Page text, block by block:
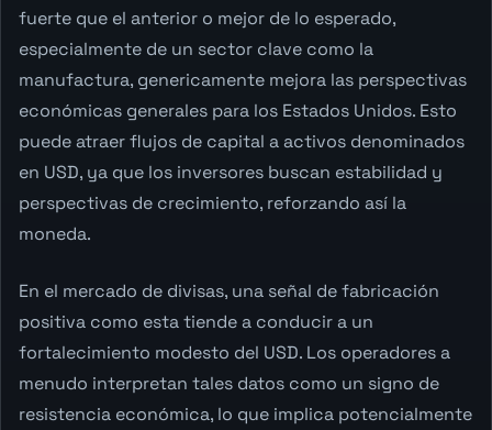
fuerte que el anterior o mejor de lo esperado,
especialmente de un sector clave como la
manufactura, genericamente mejora las perspectivas
económicas generales para los Estados Unidos. Esto
puede atraer flujos de capital a activos denominados
en USD, ya que los inversores buscan estabilidad y
perspectivas de crecimiento, reforzando así la
moneda.
En el mercado de divisas, una señal de fabricación
positiva como esta tiende a conducir a un
fortalecimiento modesto del USD. Los operadores a
menudo interpretan tales datos como un signo de
resistencia económica, lo que implica potencialmente